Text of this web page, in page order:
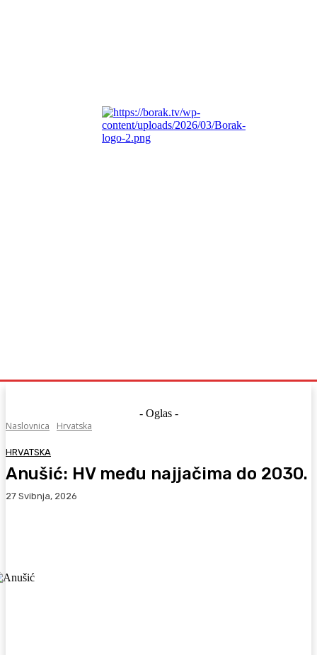
- Oglas -
Naslovnica
Hrvatska
HRVATSKA
Anušić: HV među najjačima do 2030.
27 Svibnja, 2026